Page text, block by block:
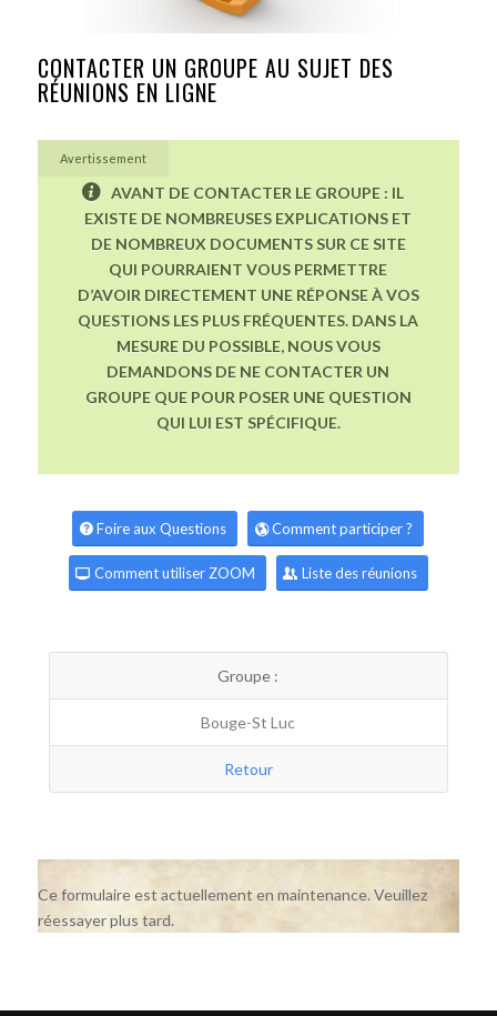
CONTACTER UN GROUPE AU SUJET DES
RÉUNIONS EN LIGNE
Avertissement
AVANT DE CONTACTER LE GROUPE : IL
EXISTE DE NOMBREUSES EXPLICATIONS ET
DE NOMBREUX DOCUMENTS SUR CE SITE
QUI POURRAIENT VOUS PERMETTRE
D’AVOIR DIRECTEMENT UNE RÉPONSE À VOS
QUESTIONS LES PLUS FRÉQUENTES. DANS LA
MESURE DU POSSIBLE, NOUS VOUS
DEMANDONS DE NE CONTACTER UN
GROUPE QUE POUR POSER UNE QUESTION
QUI LUI EST SPÉCIFIQUE.
Foire aux Questions Comment participer ?
Comment utiliser ZOOM Liste des réunions
Groupe :
Bouge-St Luc
Retour
Ce formulaire est actuellement en maintenance. Veuillez
réessayer plus tard.